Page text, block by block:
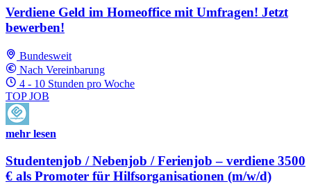
Verdiene Geld im Homeoffice mit Umfragen! Jetzt
bewerben!
Bundesweit
Nach Vereinbarung
4 - 10 Stunden pro Woche
TOP JOB
mehr lesen
Studentenjob / Nebenjob / Ferienjob – verdiene 3500
€ als Promoter für Hilfsorganisationen (m/w/d)